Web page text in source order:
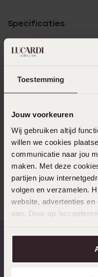
Toestemming
Jouw voorkeuren
Wij gebruiken altijd
willen we cookies
communicatie naar jou
maken. Met deze
partijen jouw
volgen en verzamelen.
website, advertenties
aan. Door op
over in onscookiebeleid
Specificaties
Bezorging &
Ook leuk
Anderen